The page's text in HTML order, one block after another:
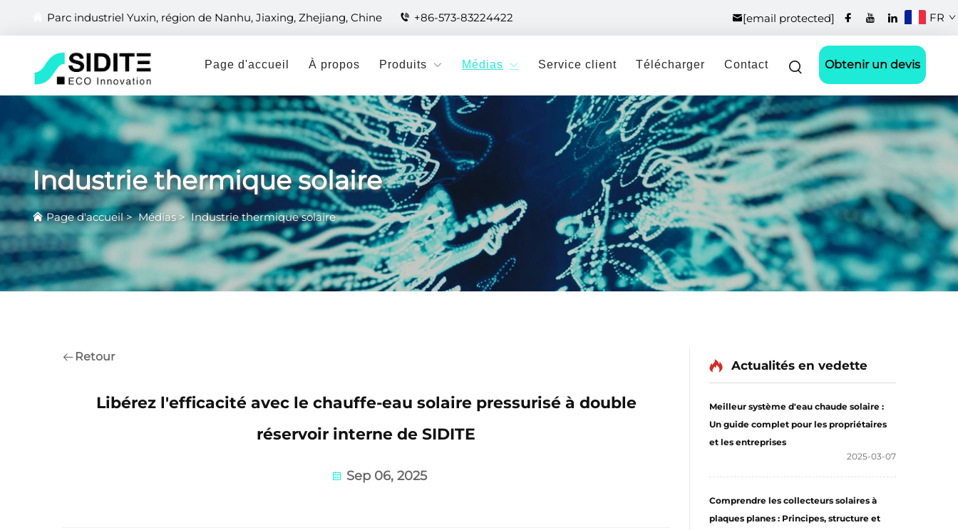
Parc industriel Yuxin, région de Nanhu, Jiaxing, Zhejiang, Chine +86-573-83224422 [email protected] FR
Page d'accueil À propos Produits Médias Service client Télécharger Contact Obtenir un devis
Industrie thermique solaire
Page d'accueil>Médias>Industrie thermique solaire
Retour
Libérez l'efficacité avec le chauffe-eau solaire pressurisé à double
réservoir interne de SIDITE
Sep 06, 2025
Actualités en vedette
Meilleur système d'eau chaude solaire :
Un guide complet pour les propriétaires
et les entreprises
2025-03-07
Comprendre les collecteurs solaires à
plaques planes : Principes, structure et